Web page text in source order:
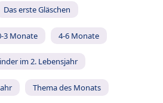
Das erste Gläschen
3 Monate 4-6 Monate
im 2. Lebensjahr
Thema des Monats